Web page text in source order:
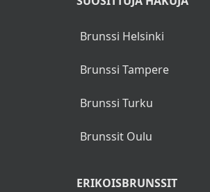
Brunssi Helsinki
Brunssi Tampere
Brunssi Turku
Brunssit Oulu
ERIKOISBRUNSSIT